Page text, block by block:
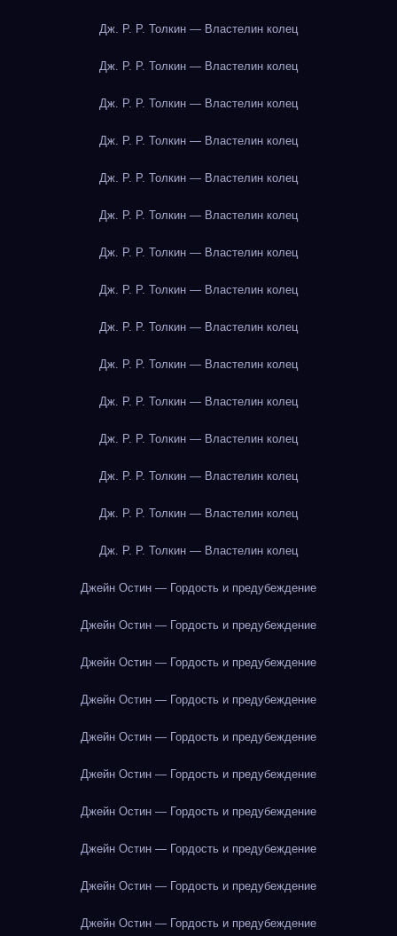
Дж. Р. Р. Толкин — Властелин колец
Дж. Р. Р. Толкин — Властелин колец
Дж. Р. Р. Толкин — Властелин колец
Дж. Р. Р. Толкин — Властелин колец
Дж. Р. Р. Толкин — Властелин колец
Дж. Р. Р. Толкин — Властелин колец
Дж. Р. Р. Толкин — Властелин колец
Дж. Р. Р. Толкин — Властелин колец
Дж. Р. Р. Толкин — Властелин колец
Дж. Р. Р. Толкин — Властелин колец
Дж. Р. Р. Толкин — Властелин колец
Дж. Р. Р. Толкин — Властелин колец
Дж. Р. Р. Толкин — Властелин колец
Дж. Р. Р. Толкин — Властелин колец
Дж. Р. Р. Толкин — Властелин колец
Джейн Остин — Гордость и предубеждение
Джейн Остин — Гордость и предубеждение
Джейн Остин — Гордость и предубеждение
Джейн Остин — Гордость и предубеждение
Джейн Остин — Гордость и предубеждение
Джейн Остин — Гордость и предубеждение
Джейн Остин — Гордость и предубеждение
Джейн Остин — Гордость и предубеждение
Джейн Остин — Гордость и предубеждение
Джейн Остин — Гордость и предубеждение